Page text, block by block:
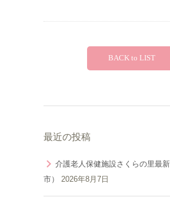
BACK to LIST
最近の投稿
介護老人保健施設さくらの里最
市）
2026年8月7日